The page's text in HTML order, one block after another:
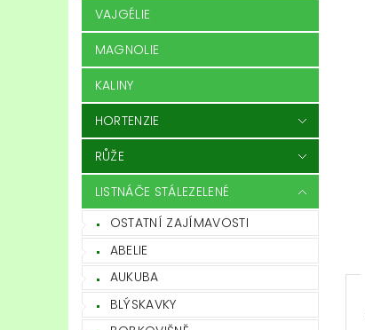
VAJGÉLIE
MAGNOLIE
KALINY
HORTENZIE
RŮŽE
LISTNÁČE STÁLEZELENÉ
OSTATNÍ ZAJÍMAVOSTI
ABELIE
AUKUBA
BLÝSKAVKY